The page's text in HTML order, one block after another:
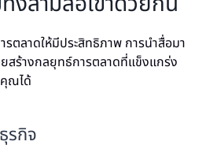
ตลาดให้มีประสิทธิภาพ การนำสื่อมา
สร้างกลยุทธ์การตลาดที่แข็งแกร่ง
ณได้
รกิจ